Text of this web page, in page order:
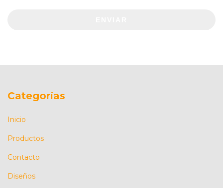
Categorías
Inicio
Productos
Contacto
Diseños